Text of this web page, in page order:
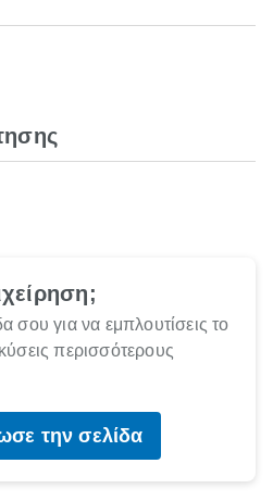
σου για να εμπλουτίσεις το
περισσότερους
την σελίδα